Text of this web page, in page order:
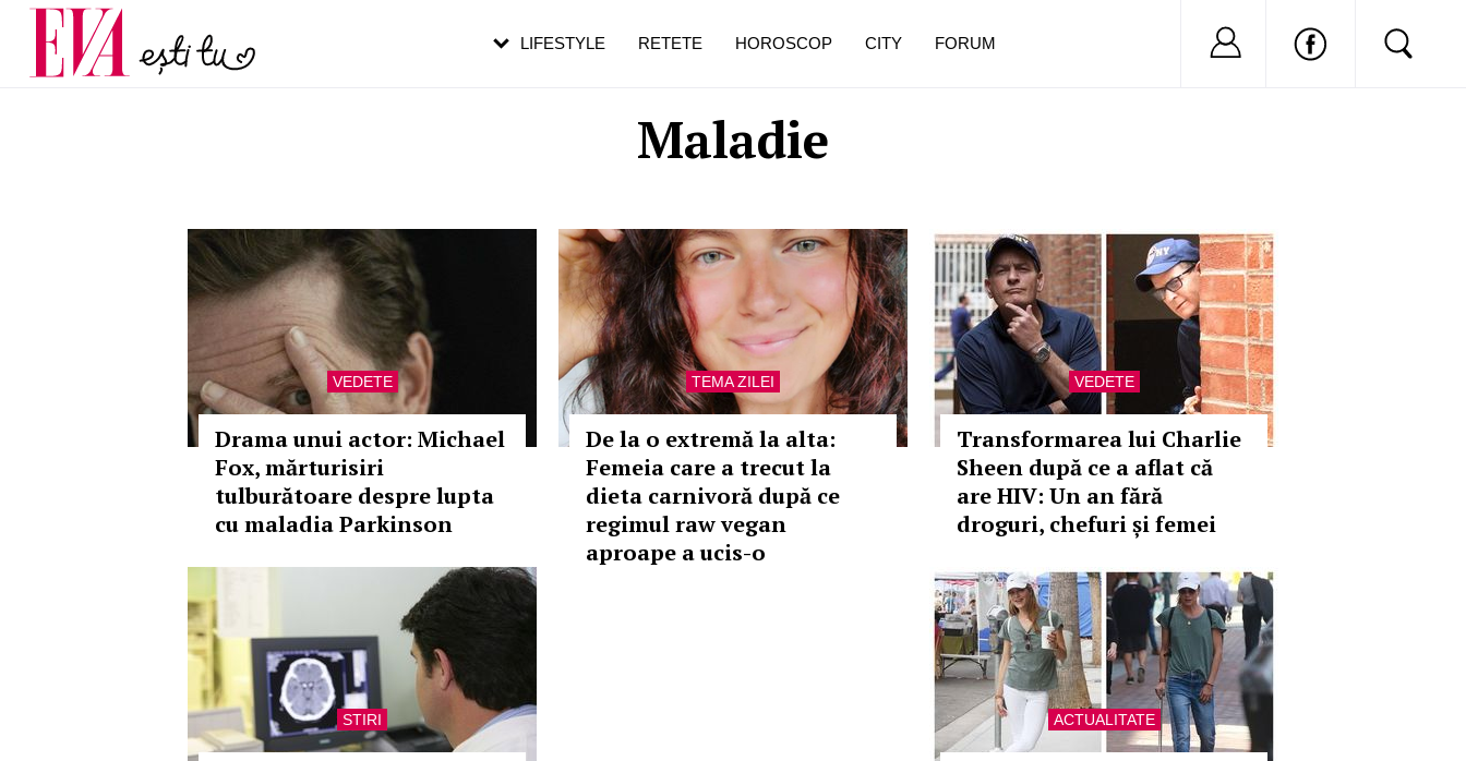
Maladie
VEDETE
Drama unui actor: Michael
Fox, mărturisiri
tulburătoare despre lupta
cu maladia Parkinson
TEMA ZILEI
De la o extremă la alta:
Femeia care a trecut la
dieta carnivoră după ce
regimul raw vegan
aproape a ucis-o
VEDETE
Transformarea lui Charlie
Sheen după ce a aflat că
are HIV: Un an fără
droguri, chefuri și femei
STIRI ACTUALITATE
LIFESTYLE RETETE HOROSCOP CITY FORUM Nu ai cont?
Carieră
Actualitate
pe măsură ce înaintezi în vârstă